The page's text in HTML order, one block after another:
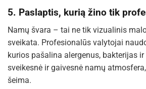
5. Paslaptis, kurią žino tik
Namų švara – tai ne tik vizualinis
sveikata. Profesionalūs valytojai
kurios pašalina alergenus, bakterijas
sveikesnė ir gaivesnė namų
šeima.